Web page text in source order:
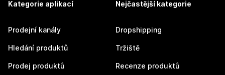
Kategorie aplikací
Prodejní kanály
Hledání produktů
Prodej produktů
Nejčastější kategorie
Dropshipping
Tržiště
Recenze produktů